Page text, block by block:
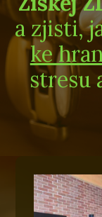
a zjisti,
ke
stresu